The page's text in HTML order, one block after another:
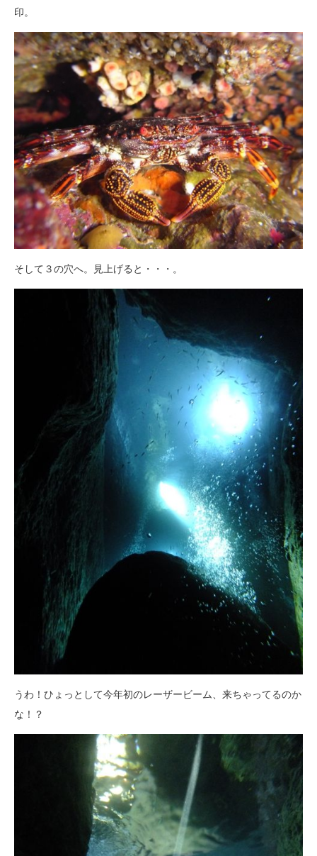
印。
そして３の穴へ。見上げると・・・。
うわ！ひょっとして今年初のレーザービーム、来ちゃってるのか
な！？